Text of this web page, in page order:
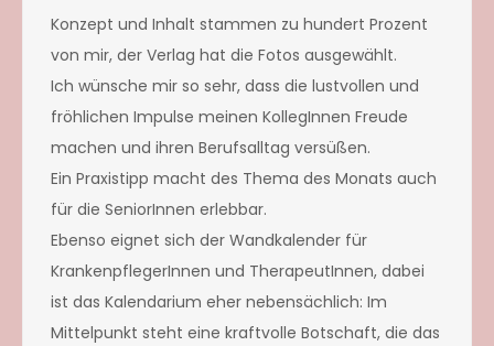
Konzept und Inhalt stammen zu hundert Prozent
von mir, der Verlag hat die Fotos ausgewählt.
Ich wünsche mir so sehr, dass die lustvollen und
fröhlichen Impulse meinen KollegInnen Freude
machen und ihren Berufsalltag versüßen.
Ein Praxistipp macht des Thema des Monats auch
für die SeniorInnen erlebbar.
Ebenso eignet sich der Wandkalender für
KrankenpflegerInnen und TherapeutInnen, dabei
ist das Kalendarium eher nebensächlich: Im
Mittelpunkt steht eine kraftvolle Botschaft, die das